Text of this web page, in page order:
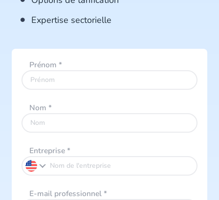
Expertise sectorielle
Prénom *
Nom *
Entreprise*
E-mail professionnel*